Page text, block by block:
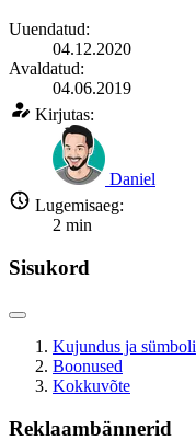
Uuendatud:
04.12.2020
Avaldatud:
04.06.2019
Kirjutas:
Daniel
Lugemisaeg:
2 min
Sisukord
Kujundus ja
Boonused
Kokkuvõte
Reklaambännerid